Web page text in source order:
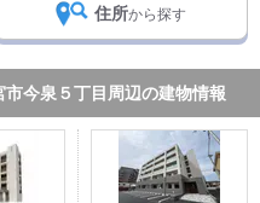
住所から探す
今泉５丁目周辺の建物情報